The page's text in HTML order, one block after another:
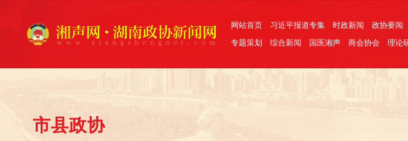
网站首页 习近平报道专集 时政新闻 政协要闻
专题策划 综合新闻 国医湘声 商会协会 理论
市县政协